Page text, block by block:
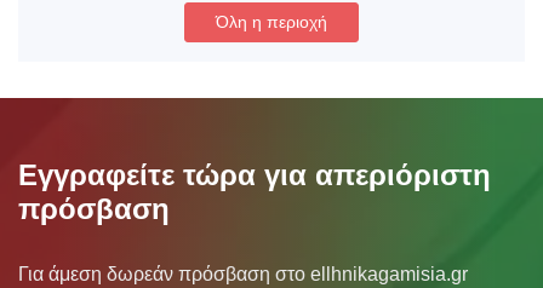
Όλη η περιοχή
Εγγραφείτε τώρα για απεριόριστη
πρόσβαση
Για άμεση δωρεάν πρόσβαση στο ellhnikagamisia.gr